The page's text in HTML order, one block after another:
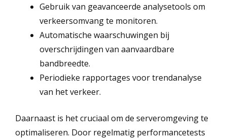
Gebruik van geavanceerde analysetools om
verkeersomvang te monitoren.
Automatische waarschuwingen bij
overschrijdingen van aanvaardbare
bandbreedte.
Periodieke rapportages voor trendanalyse
van het verkeer.
Daarnaast is het cruciaal om de serveromgeving te
optimaliseren. Door regelmatig performancetests